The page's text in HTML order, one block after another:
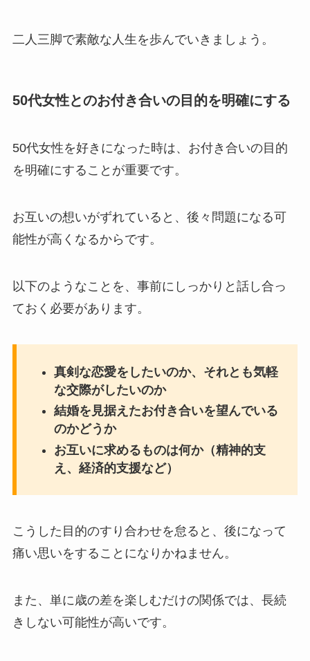
二人三脚で素敵な人生を歩んでいきましょう。
50代女性とのお付き合いの目的を明確にする
50代女性を好きになった時は、お付き合いの目的
を明確にすることが重要です。
お互いの想いがずれていると、後々問題になる可
能性が高くなるからです。
以下のようなことを、事前にしっかりと話し合っ
ておく必要があります。
真剣な恋愛をしたいのか、それとも気軽
な交際がしたいのか
結婚を見据えたお付き合いを望んでいる
のかどうか
お互いに求めるものは何か（精神的支
え、経済的支援など）
こうした目的のすり合わせを怠ると、後になって
痛い思いをすることになりかねません。
また、単に歳の差を楽しむだけの関係では、長続
きしない可能性が高いです。